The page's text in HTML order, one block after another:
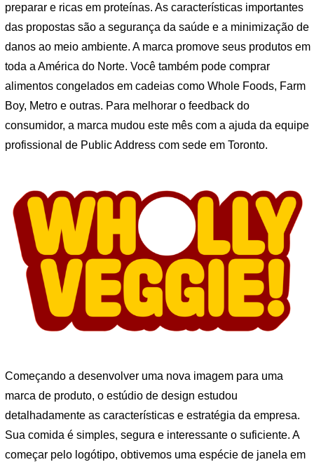
preparar e ricas em proteínas. As características importantes
das propostas são a segurança da saúde e a minimização de
danos ao meio ambiente. A marca promove seus produtos em
toda a América do Norte. Você também pode comprar
alimentos congelados em cadeias como Whole Foods, Farm
Boy, Metro e outras. Para melhorar o feedback do
consumidor, a marca mudou este mês com a ajuda da equipe
profissional de Public Address com sede em Toronto.
Começando a desenvolver uma nova imagem para uma
marca de produto, o estúdio de design estudou
detalhadamente as características e estratégia da empresa.
Sua comida é simples, segura e interessante o suficiente. A
começar pelo logótipo, obtivemos uma espécie de janela em